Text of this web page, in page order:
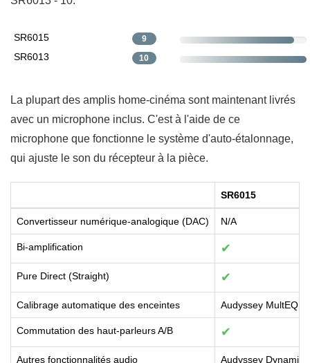
SR6015 9
SR6013 10
La plupart des amplis home-cinéma sont maintenant livrés
avec un microphone inclus. C'est à l'aide de ce
microphone que fonctionne le système d'auto-étalonnage,
qui ajuste le son du récepteur à la pièce.
SR6015
Convertisseur numérique-analogique (DAC) N/A
Bi-amplification ✔
Pure Direct (Straight) ✔
Calibrage automatique des enceintes Audyssey MultEQ
Commutation des haut-parleurs A/B ✔
Autres fonctionnalités audio Audyssey Dynamic